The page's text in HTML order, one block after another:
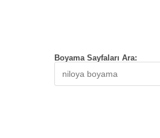
Boyama Sayfaları Ara: